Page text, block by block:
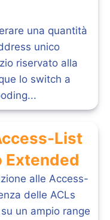
una quantità
unico
riservato alla
lo switch a
List
Extended
alle Access-
delle ACLs
un ampio range